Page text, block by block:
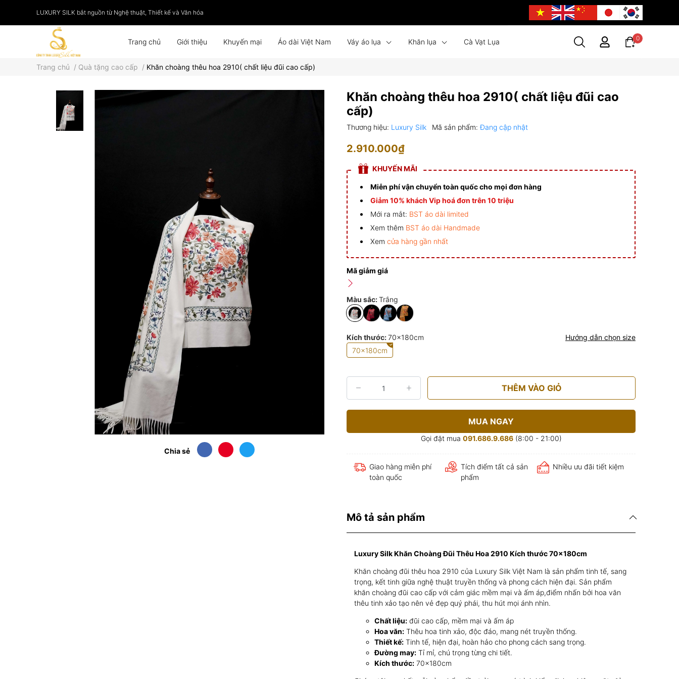
LUXURY SILK bắt nguồn từ Nghệ thuật, Thiết kế và Văn hóa
Trang chủ Giới thiệu Khuyến mại Áo dài Việt Nam Váy áo lụa Khăn lụa Cà Vạt Lụa
Phụ kiện Tranh lụa Bình phong lụa Tin tức
0
Trang chủ / Quà tặng cao cấp / Khăn choàng thêu hoa 2910( chất liệu đũi cao cấp)
Chia sẻ
Khăn choàng thêu hoa 2910( chất liệu đũi cao
cấp)
Thương hiệu: Luxury Silk Mã sản phẩm:Đang cập nhật
2.910.000₫
KHUYẾN MÃI
Miễn phí vận chuyển toàn quốc cho mọi đơn hàng
Giảm 10% khách Vip hoá đơn trên 10 triệu
Mới ra mắt: BST áo dài limited
Xem thêm BST áo dài Handmade
Xem cửa hàng gần nhất
Mã giảm giá
Màu sắc:Trắng
Kích thước:70x180cm
Hướng dẫn chọn size
70x180cm
THÊM VÀO GIỎ
MUA NGAY
Gọi đặt mua 091.686.9.686(8:00 - 21:00)
Giao hàng miễn phí
toàn quốc
Tích điểm tất cả sản
phẩm
Nhiều ưu đãi tiết kiệm
Mô tả sản phẩm
Luxury Silk Khăn Choàng Đũi Thêu Hoa 2910 Kích thước 70x180cm
Khăn choàng đũi thêu hoa 2910 của Luxury Silk Việt Nam là sản phẩm tinh tế, sang
trọng, kết tinh giữa nghệ thuật truyền thống và phong cách hiện đại. Sản phẩm
khăn choàng đũi cao cấp với cảm giác mềm mại và ấm áp,điểm nhấn bởi hoa văn
thêu tinh xảo tạo nên vẻ đẹp quý phái, thu hút mọi ánh nhìn.
Chất liệu: đũi cao cấp, mềm mại và ấm áp
Hoa văn: Thêu hoa tinh xảo, độc đáo, mang nét truyền thống.
Thiết kế: Tinh tế, hiện đại, hoàn hảo cho phong cách sang trọng.
Đường may: Tỉ mỉ, chú trọng từng chi tiết.
Kích thước: 70x180cm